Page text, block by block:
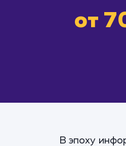
от
В эпоху